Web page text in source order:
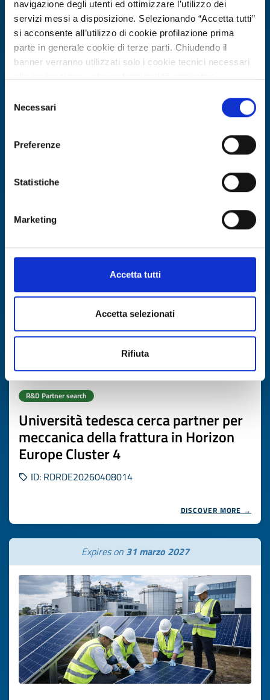
navigazione degli utenti ed ottimizzare l’utilizzo dei
servizi messi a disposizione. Selezionando “Accetta tutti”
si acconsente all’utilizzo di cookie profilazione prima
parte in generale cookie di terze parti. Chiudendo il
banner verranno utilizzati solo i cookie tecnici necessari
Per conoscere i dettagli, consulta la nostra cookie policy.
https://www.openinnovation.regione.lombardia.it/it/co
https://www.openinnovation.regione.lombardia.it/it/pr
delNecessari
Preferenze
Statistiche
Marketing
Accetta tutti
Accetta selezionati
Rifiuta
Technology offer
Università tedesca offre in licenza
condizioni di acque basse
R&D Partner search
Università tedesca cerca partner per
meccanica della frattura in Horizon
Europe Cluster 4
ID: RDRDE20260408014
DISCOVER MORE →
Expires on 31 marzo 2027